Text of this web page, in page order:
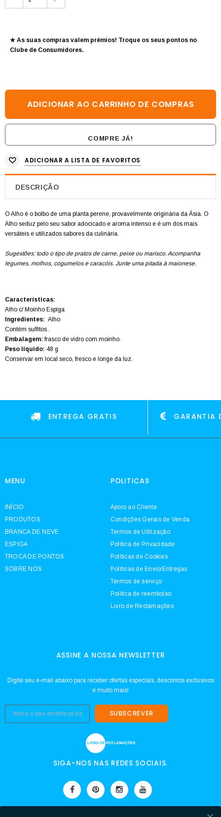
★ As suas compras valem prémios! Troque os seus pontos no
Clube de Consumidores.
COMPRE JÁ!
ADICIONAR A LISTA DE FAVORITOS
DESCRIÇÃO
O Alho é o bolbo de uma planta perene, provavelmente originária da Ásia. O
Alho seduz pelo seu sabor adocicado e aroma intenso e é um dos mais
versáteis e utilizados sabores da culinária.
Sugestões: todo o tipo de pratos de carne, peixe ou marisco. Acompanha
legumes, molhos, cogumelos e caracóis. Junte uma pitada à maionese.
Características:
Alho c/ Moinho Espiga
Ingredientes: Alho
Contém sulfitos .
Embalagem: frasco de vidro com moinho.
Peso líquido: 48 g
Conservar em local seco, fresco e longe da luz.
ENTREGA GRATIS GARANTIA
MENU
INÍCIO
PRODUTOS
BRANCA DE NEVE
ESPIGA
TROCA DE PONTOS
SOBRE NÓS
POLITICAS
Apoio ao Cliente
Condições Gerais de Venda
Termos de Utilização
Política de Privacidade
Políticas de Cookies
Políticas de Envio/Entregas
Termos de serviço
Política de reembolso
Livro de Reclamações
ASSINE A NOSSA NEWSLETTER
Digite seu e-mail abaixo para receber ofertas especiais, descontos exclusivos
e muito mais!
SUBSCREVER
SIGA-NOS NAS REDES SOCIAIS.